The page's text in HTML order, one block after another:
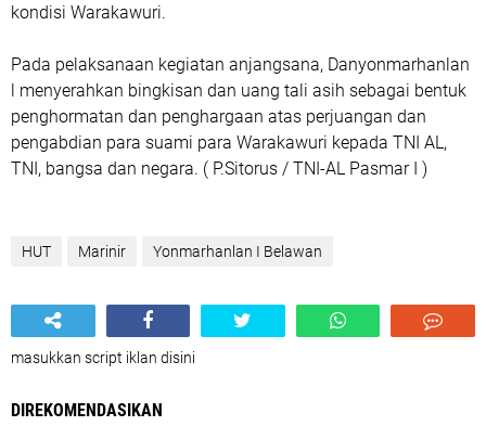
kondisi Warakawuri.
Pada pelaksanaan kegiatan anjangsana, Danyonmarhanlan
l menyerahkan bingkisan dan uang tali asih sebagai bentuk
penghormatan dan penghargaan atas perjuangan dan
pengabdian para suami para Warakawuri kepada TNI AL,
TNI, bangsa dan negara. ( P.Sitorus / TNI-AL Pasmar I )
HUT Marinir Yonmarhanlan I Belawan
masukkan script iklan disini
DIREKOMENDASIKAN